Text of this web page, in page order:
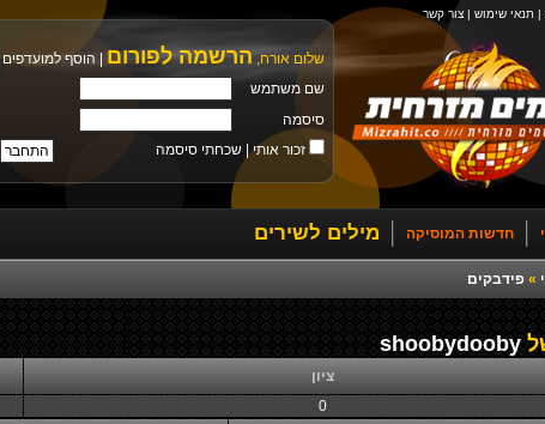
| תנאי שימוש | צור קשר
שלום אורח, הרשמה לפורום
הוסף למועדפים
שם משתמש
סיסמה
זכור אותי |שכחתי סיסמה
חדשות המוסיקה מילים לשירים
» פידבקים
shoobydooby
ציון
0